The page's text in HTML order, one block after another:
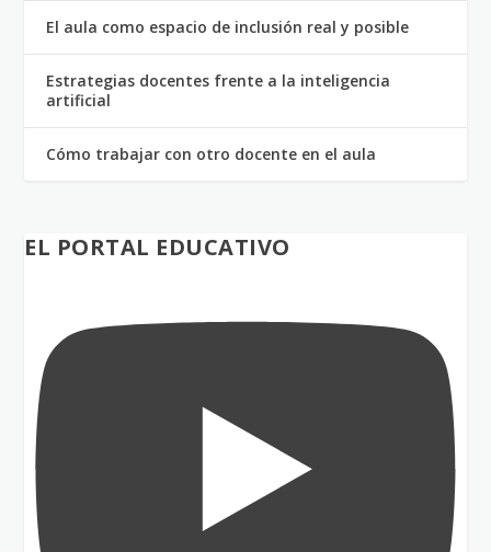
El aula como espacio de inclusión real y posible
Estrategias docentes frente a la inteligencia
artificial
Cómo trabajar con otro docente en el aula
EL PORTAL EDUCATIVO